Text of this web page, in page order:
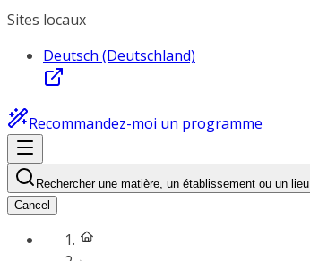
Sites locaux
Deutsch (Deutschland)
Recommandez-moi un programme
Rechercher une matière, un établissement ou un lieu
Cancel